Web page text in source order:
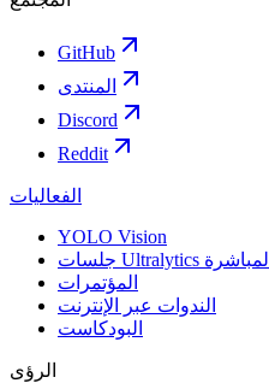
GitHub
المنتدى
Discord
Reddit
الفعاليات
YOLO Vision
جلسات Ultralytics المباشرة
المؤتمرات
الندوات عبر الإنترنت
البودكاست
الرؤى